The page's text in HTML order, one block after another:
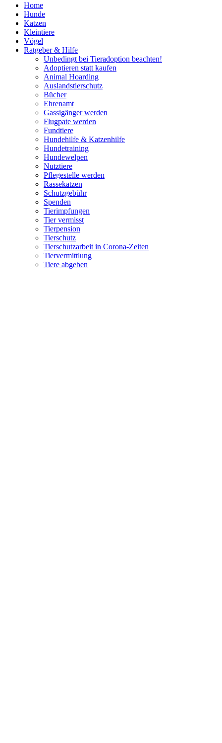
Home
Hunde
Katzen
Kleintiere
Vögel
Ratgeber & Hilfe
Unbedingt bei Tieradoption beachten!
Adoptieren statt kaufen
Animal Hoarding
Auslandstierschutz
Bücher
Ehrenamt
Gassigänger werden
Flugpate werden
Fundtiere
Hundehilfe & Katzenhilfe
Hundetraining
Hundewelpen
Nutztiere
Pflegestelle werden
Rassekatzen
Schutzgebühr
Spenden
Tierimpfungen
Tier vermisst
Tierpension
Tierschutz
Tierschutzarbeit in Corona-Zeiten
Tiervermittlung
Tiere abgeben